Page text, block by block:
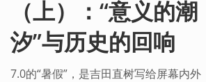
（上）：“意义的潮
汐”与历史的回响
7.0的“暑假”，是吉田直树写给屏幕内外